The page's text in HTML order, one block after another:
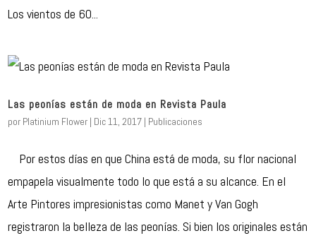
Los vientos de 60...
Las peonías están de moda en Revista Paula
por Platinium Flower | Dic 11, 2017 | Publicaciones
Por estos días en que China está de moda, su flor nacional
empapela visualmente todo lo que está a su alcance. En el
Arte Pintores impresionistas como Manet y Van Gogh
registraron la belleza de las peonías. Si bien los originales están